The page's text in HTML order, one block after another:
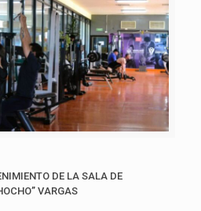
DE LA SALA DE
VARGAS